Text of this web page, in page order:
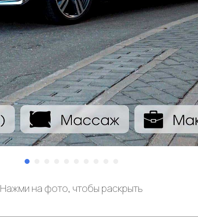
Нажми на фото, чтобы раскрыть